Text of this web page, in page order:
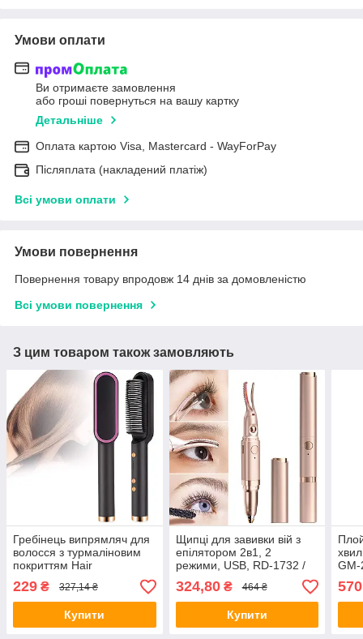
Умови оплати
Ви отримаєте замовлення
або гроші повернуться на вашу картку
Детальніше
Оплата картою Visa, Mastercard - WayForPay
Післяплата (накладений платіж)
Всі умови оплати
Умови повернення
Повернення товару впродовж 14 днів за домовленістю
Всі умови повернення
З цим товаром також замовляють
Гребінець випрямляч для
волосся з турмаліновим
покриттям Hair
Straightener HQT-909B /
Щітка випрямляч
229 ₴ 327,14 ₴
Купити
Щипці для завивки вій з
епілятором 2в1, 2
режими, USB, RD-1732 /
Плойка для вій / Епілятор
для брів
324,80₴ 464 ₴
Купити